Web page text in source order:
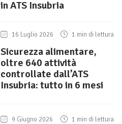
in ATS Insubria
16 Luglio 2026 1 min di lettura
Sicurezza alimentare,
oltre 640 attività
controllate dall’ATS
Insubria: tutto in 6 mesi
9 Giugno 2026 1 min di lettura